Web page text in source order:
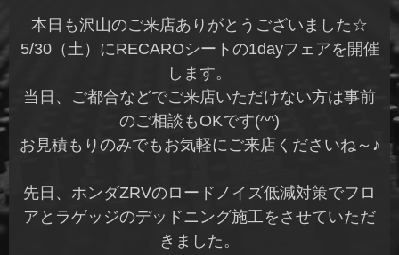
本日も沢山のご来店ありがとうございました☆
5/30（土）にRECAROシートの1dayフェアを開催
します。
当日、ご都合などでご来店いただけない方は事前
のご相談もOKです(^^)
お見積もりのみでもお気軽にご来店くださいね～♪
先日、ホンダZRVのロードノイズ低減対策でフロ
アとラゲッジのデッドニング施工をさせていただ
きました。